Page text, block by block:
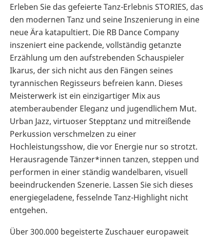
Erleben Sie das gefeierte Tanz-Erlebnis STORIES, das
den modernen Tanz und seine Inszenierung in eine
neue Ära katapultiert. Die RB Dance Company
inszeniert eine packende, vollständig getanzte
Erzählung um den aufstrebenden Schauspieler
Ikarus, der sich nicht aus den Fängen seines
tyrannischen Regisseurs befreien kann. Dieses
Meisterwerk ist ein einzigartiger Mix aus
atemberaubender Eleganz und jugendlichem Mut.
Urban Jazz, virtuoser Stepptanz und mitreißende
Perkussion verschmelzen zu einer
Hochleistungsshow, die vor Energie nur so strotzt.
Herausragende Tänzer*innen tanzen, steppen und
performen in einer ständig wandelbaren, visuell
beeindruckenden Szenerie. Lassen Sie sich dieses
energiegeladene, fesselnde Tanz-Highlight nicht
entgehen.
Über 300.000 begeisterte Zuschauer europaweit